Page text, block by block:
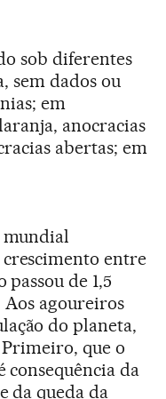
sob diferentes
sem dados ou
em
anocracias
abertas; em
mundial
entre
passou de 1,5
Aos agoureiros
do planeta,
que o
consequência da
da queda da